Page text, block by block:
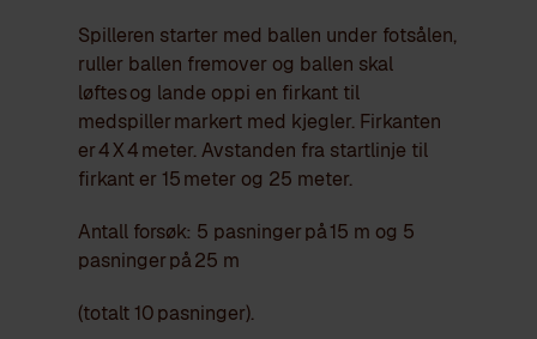
Spilleren starter med ballen under fotsålen,
ruller ballen fremover og ballen skal
løftes og lande oppi en firkant til
medspiller markert med kjegler. Firkanten
er 4 X 4 meter. Avstanden fra startlinje til
firkant er 15 meter og 25 meter.
Antall forsøk: 5 pasninger på 15 m og 5
pasninger på 25 m
(totalt 10 pasninger).